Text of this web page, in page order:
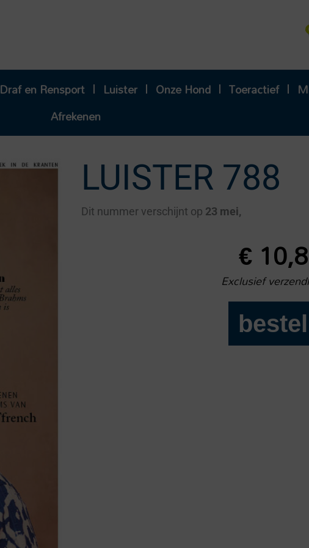
Draf en Rensport Luister Onze Hond Toeractief
Afrekenen
LUISTER 788
Dit nummer verschijnt op 23 mei,
€
Exclusief
Luister
788